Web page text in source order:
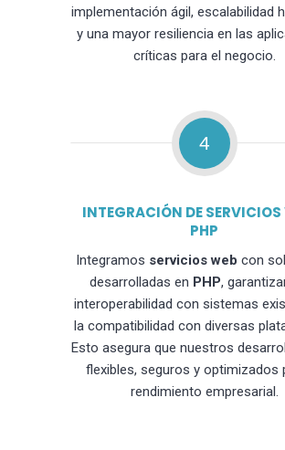
implementación ágil, escalabilidad
y una mayor resiliencia en las
críticas para el negocio.
4
INTEGRACIÓN DE SERVICIOS
PHP
Integramos servicios web con
desarrolladas en PHP,
interoperabilidad con sistemas
la compatibilidad con diversas
Esto asegura que nuestros
flexibles, seguros y optimizados
rendimiento empresarial.